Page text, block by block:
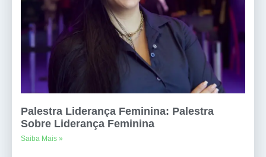
Palestra Liderança Feminina: Palestra
Sobre Liderança Feminina
Saiba Mais »